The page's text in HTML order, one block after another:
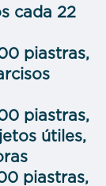
cada 22
piastras,
piastras,
útiles,
piastras,